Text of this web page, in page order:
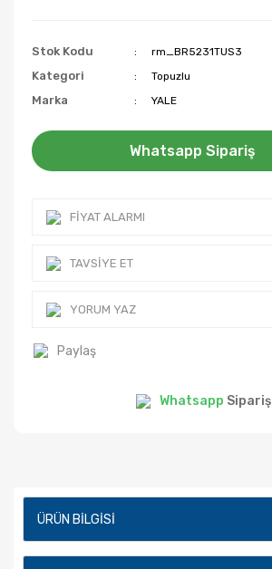
Stok Kodu rm_BR5231TUS3
Kategori Topuzlu
Marka YALE
Whatsapp Sipariş
FIYAT ALARMI
TAVSIYE ET
YORUM YAZ
Paylaş
Whatsapp Sipariş
ÜRÜN BILGISI